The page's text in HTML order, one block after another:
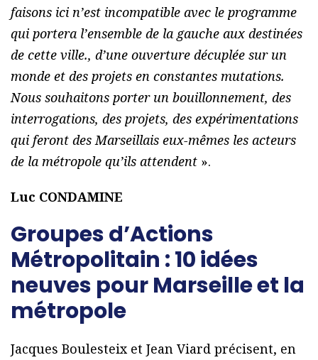
faisons ici n’est incompatible avec le programme
qui portera l’ensemble de la gauche aux destinées
de cette ville., d’une ouverture décuplée sur un
monde et des projets en constantes mutations.
Nous souhaitons porter un bouillonnement, des
interrogations, des projets, des expérimentations
qui feront des Marseillais eux-mêmes les acteurs
de la métropole qu’ils attendent ».
Luc CONDAMINE
Groupes d’Actions
Métropolitain : 10 idées
neuves pour Marseille et la
métropole
Jacques Boulesteix et Jean Viard précisent, en